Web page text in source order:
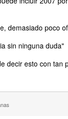
demasiado poco
sin ninguna duda"
decir esto con